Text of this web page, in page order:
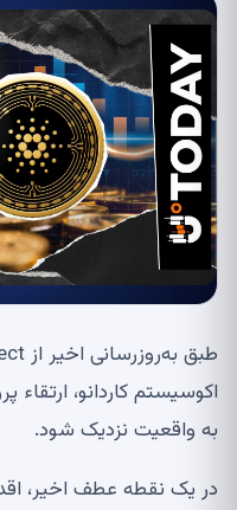
به واقعیت نزدیک شود.
در یک نقطه عطف اخیر،